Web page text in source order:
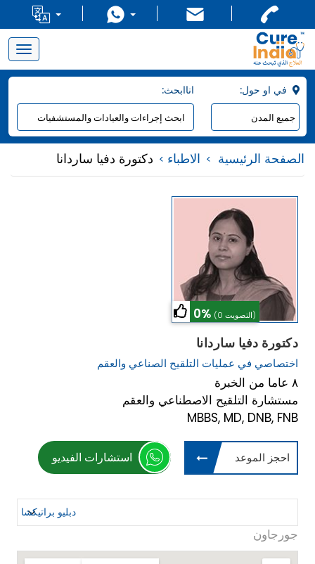
Toggle
navigation
:اناابحث
الصفحة الرئيسية الاطباء دكتورة دفيا ساردانا
0% (0 التصويت)
دكتورة دفيا ساردانا
اختصاصي في عمليات التلقيح الصناعي والعقم
٨ عاما من الخبرة
مستشارة التلقيح الاصطناعي والعقم
MBBS, MD, DNB, FNB
استشارات الفيديو احجز الموعد
جورجاون